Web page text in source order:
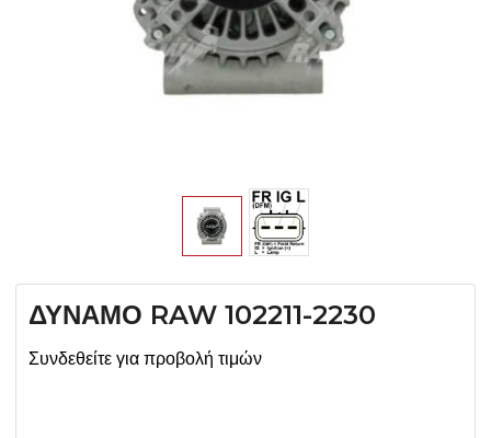
ΔΥΝΑΜΟ RAW 102211-2230
Συνδεθείτε για προβολή τιμών